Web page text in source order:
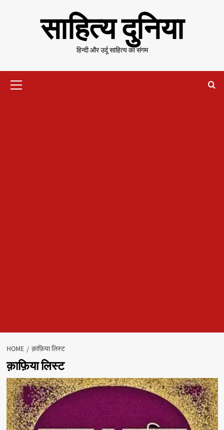
साहित्य दुनिया
हिन्दी और उर्दू साहित्य का संगम
Menu
HOME क़ाफ़िया लिस्ट
क़ाफ़िया लिस्ट